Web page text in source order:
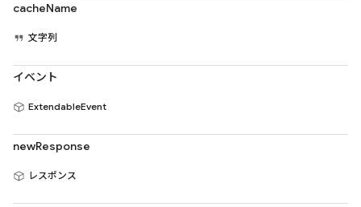
cacheName
文字列
イベント
ExtendableEvent
newResponse
レスポンス